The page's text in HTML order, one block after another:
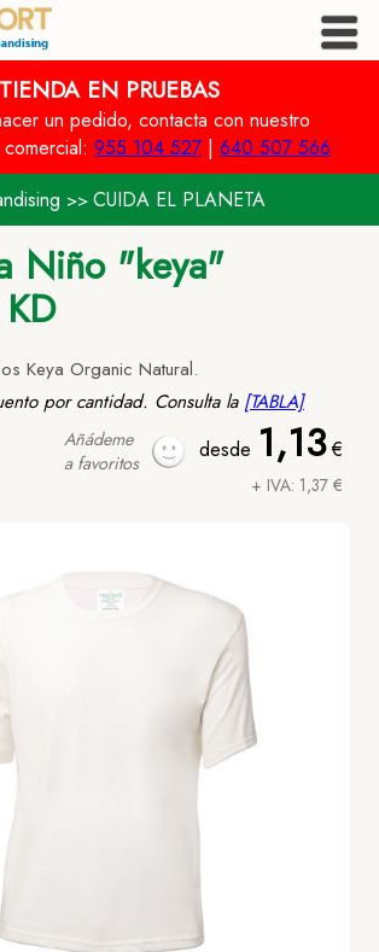
TIENDA EN PRUEBAS
un pedido, contacta con nuestro
955 104 527 | 640 507 566
>> CUIDA EL PLANETA
Niño "keya"
Keya Organic Natural.
por cantidad. Consulta la [TABLA]
desde 1,13€
+ IVA: 1,37 €
Añádeme
a favoritos